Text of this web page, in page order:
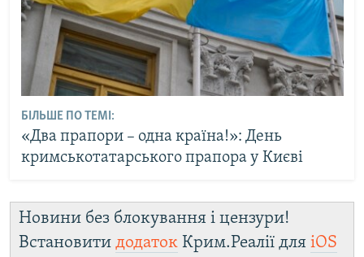
БІЛЬШЕ ПО ТЕМІ:
«Два прапори – одна країна!»: День
кримськотатарського прапора у Києві
Новини без блокування і цензури!
Встановити додаток Крим.Реалії для iOS